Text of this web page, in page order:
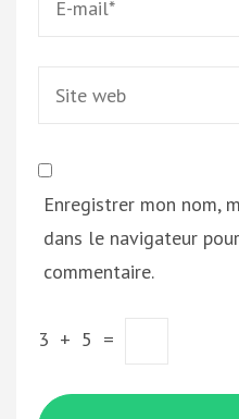
Enregistrer mon nom,
dans le navigateur
commentaire.
3 + 5 =